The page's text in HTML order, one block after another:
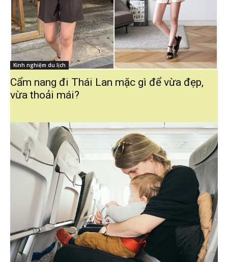
Kinh nghiệm du lịch
Cẩm nang đi Thái Lan mặc gì để vừa đẹp,
vừa thoải mái?